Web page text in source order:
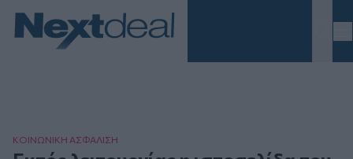
ΚΟΙΝΩΝΙΚΗ ΑΣΦAΛΙΣΗ